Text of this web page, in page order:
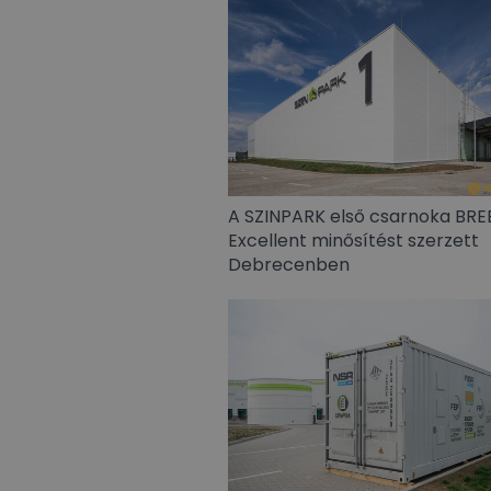
A SZINPARK első csarnoka
Excellent minősítést szerzett
Debrecenben